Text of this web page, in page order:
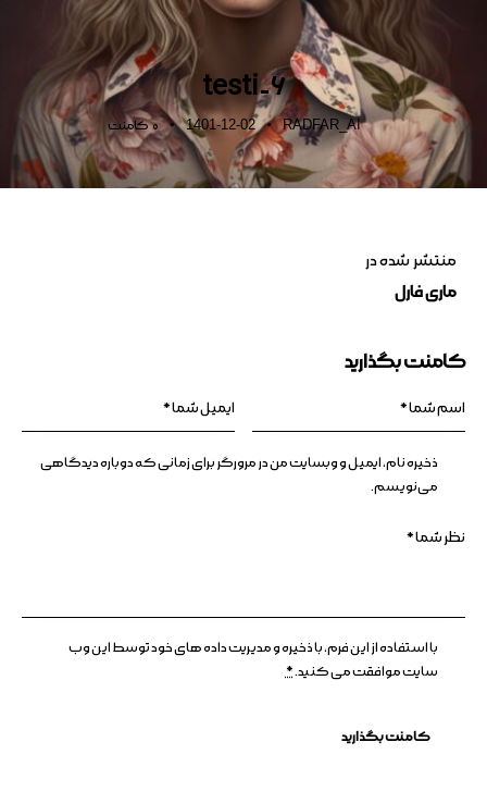
testi-6
RADFAR_AI
1401-12-02
0 کامنت
منتشر شده در
ماری فارل
کامنت بگذارید
ذخیره نام، ایمیل و وبسایت من در مرورگر برای زمانی که دوباره دیدگاهی
می‌نویسم.
با استفاده از این فرم، با ذخیره و مدیریت داده های خود توسط این وب
سایت موافقت می کنید.*